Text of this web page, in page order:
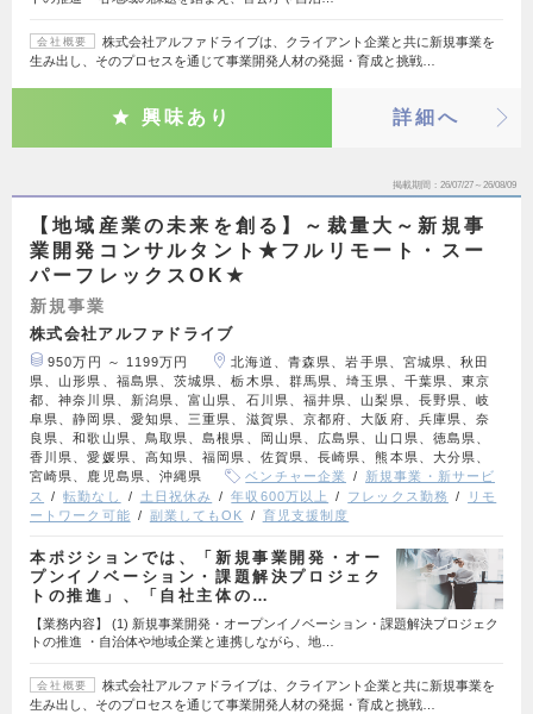
会社概要
株式会社アルファドライブは、クライアント企業と共に新規事業を
生み出し、そのプロセスを通じて事業開発人材の発掘・育成と挑戦…
興味あり 詳細へ
掲載期間 26/07/27～26/08/09
【地域産業の未来を創る】～裁量大～新規事
業開発コンサルタント★フルリモート・スー
パーフレックスOK★
新規事業
株式会社アルファドライブ
950万円 ～ 1199万円
北海道、青森県、岩手県、宮城県、秋田
県、山形県、福島県、茨城県、栃木県、群馬県、埼玉県、千葉県、東京
都、神奈川県、新潟県、富山県、石川県、福井県、山梨県、長野県、岐
阜県、静岡県、愛知県、三重県、滋賀県、京都府、大阪府、兵庫県、奈
良県、和歌山県、鳥取県、島根県、岡山県、広島県、山口県、徳島県、
香川県、愛媛県、高知県、福岡県、佐賀県、長崎県、熊本県、大分県、
宮崎県、鹿児島県、沖縄県
ベンチャー企業
新規事業・新サービ
ス
転勤なし 土日祝休み 年収600万以上 フレックス勤務
リモ
ートワーク可能
副業してもOK 育児支援制度
本ポジションでは、「新規事業開発・オー
プンイノベーション・課題解決プロジェク
トの推進」、「自社主体の…
【業務内容】 (1) 新規事業開発・オープンイノベーション・課題解決プロジェク
トの推進 ・自治体や地域企業と連携しながら、地…
会社概要
株式会社アルファドライブは、クライアント企業と共に新規事業を
生み出し、そのプロセスを通じて事業開発人材の発掘・育成と挑戦…